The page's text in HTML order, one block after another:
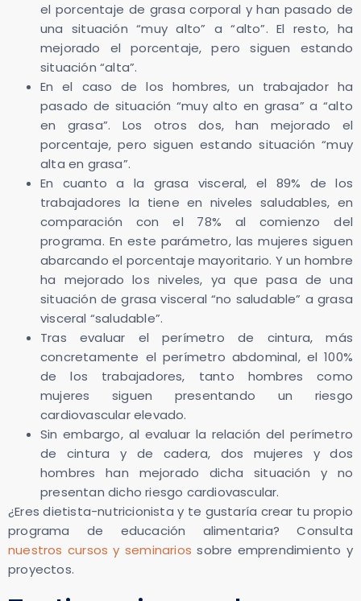
el porcentaje de grasa corporal y han pasado de
una situación “muy alto” a “alto”. El resto, ha
mejorado el porcentaje, pero siguen estando
situación “alta”.
En el caso de los hombres, un trabajador ha
pasado de situación “muy alto en grasa” a “alto
en grasa”. Los otros dos, han mejorado el
porcentaje, pero siguen estando situación “muy
alta en grasa”.
En cuanto a la grasa visceral, el 89% de los
trabajadores la tiene en niveles saludables, en
comparación con el 78% al comienzo del
programa. En este parámetro, las mujeres siguen
abarcando el porcentaje mayoritario. Y un hombre
ha mejorado los niveles, ya que pasa de una
situación de grasa visceral “no saludable” a grasa
visceral “saludable”.
Tras evaluar el perímetro de cintura, más
concretamente el perímetro abdominal, el 100%
de los trabajadores, tanto hombres como
mujeres siguen presentando un riesgo
cardiovascular elevado.
Sin embargo, al evaluar la relación del perímetro
de cintura y de cadera, dos mujeres y dos
hombres han mejorado dicha situación y no
presentan dicho riesgo cardiovascular.
¿Eres dietista-nutricionista y te gustaría crear tu propio
programa de educación alimentaria? Consulta
nuestros cursos y seminarios sobre emprendimiento y
proyectos.